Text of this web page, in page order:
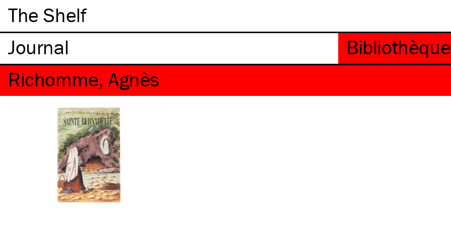
The Shelf
Richomme, Agnès